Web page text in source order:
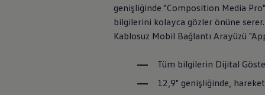
genişliğinde "Composition Media
bilgilerini kolayca gözler önüne
Kablosuz Mobil Bağlantı Arayüzü
Tüm bilgilerin Dijital
12,9" genişliğinde,